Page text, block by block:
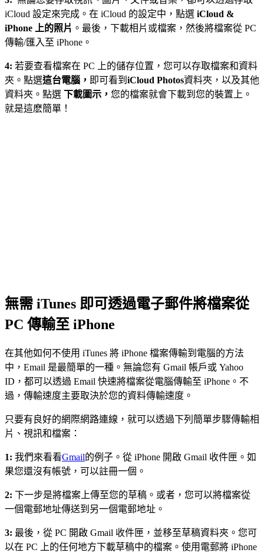
iCloud 設定來完成。在 iCloud 的設定中，點選 iCloud &
iPhone 上的照片 。最後，下載相片或檔案，然後將檔案從 PC
傳輸/匯入至 iPhone。
4: 若要查看檔案在 PC 上的儲存位置，您可以存取檔案和資料
夾。點選這台電腦， 即可看到 iCloud Photos資料夾，以及其他
資料夾。點選 下載圖示， 您的檔案就會下載到您的裝置上。
就是這麽簡單！
無需 iTunes 即可透過電子郵件將檔案從
PC 傳輸至 iPhone
在其他如何不使用 iTunes 將 iPhone 檔案傳輸到電腦的方法
中，Email 是最簡單的一種。無論您有 Gmail 帳戶或 Yahoo
ID，都可以透過 Email 快速將檔案從電腦傳輸至 iPhone。不
過，傳輸速度主要取決於您的資料傳輸速度。
只要有良好的網際網路連線，就可以透過下列簡單步驟傳輸相
片、視訊和檔案：
1: 我們來看看Gmail的例子。從 iPhone 開啟 Gmail 收件匣。如
果您還沒有帳號，可以註冊一個。
2: 下一步是將檔案上傳至您的草稿。或者，您可以將檔案從
一個電郵地址傳送到另一個電郵地址。
3: 最後，從 PC 開啟 Gmail 收件匣，並移至草稿資料夾。您可
以在 PC 上的任何地方下載草稿中的檔案。使用電郵將 iPhone